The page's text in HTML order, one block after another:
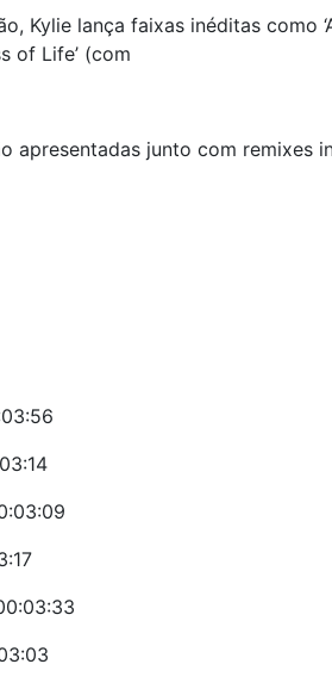
Kylie lança faixas inéditas como
of Life’ (com
apresentadas junto com remixes